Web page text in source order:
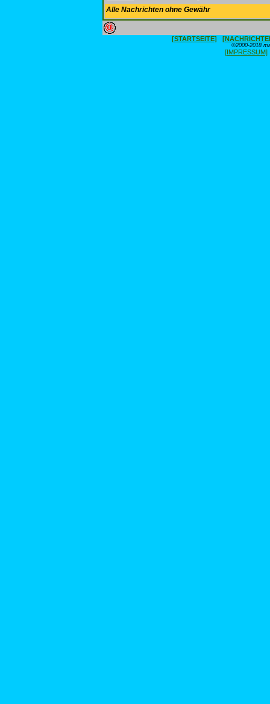
Alle Nachrichten ohne Gewähr
[STARTSEITE]
©2000-2018
[IMPRESSUM]